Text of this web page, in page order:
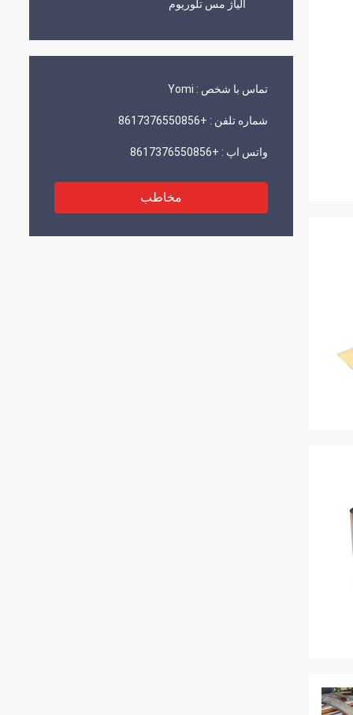
آلیاژ مس تلوریوم
تماس با شخص : Yomi
شماره تلفن : +8617376550856
واتس اپ : +8617376550856
مخاطب